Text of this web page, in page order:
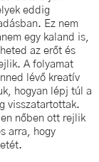
eddig
Ez nem
egy kaland is,
az erőt és
A folyamat
lévő kreatív
hogyan lépj túl a
visszatartottak.
nőben ott rejlik
arra, hogy